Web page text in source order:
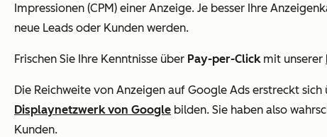
Impressionen (CPM) einer Anzeige. Je besser Ihre
neue Leads oder Kunden werden.
Frischen Sie Ihre Kenntnisse über Pay-per-Clickmit unserer
Die Reichweite von Anzeigen auf Google Ads erstreckt
Displaynetzwerk von Google bilden. Sie haben also
Kunden.